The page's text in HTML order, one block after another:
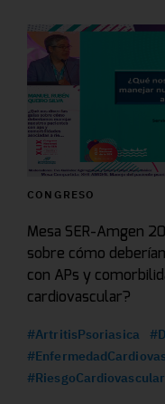
CONGRESO
Mesa SER-Amgen
sobre cómo
con APs y
cardiovascular?
#ArtritisPsoriasica
#RiesgoCardiovascular